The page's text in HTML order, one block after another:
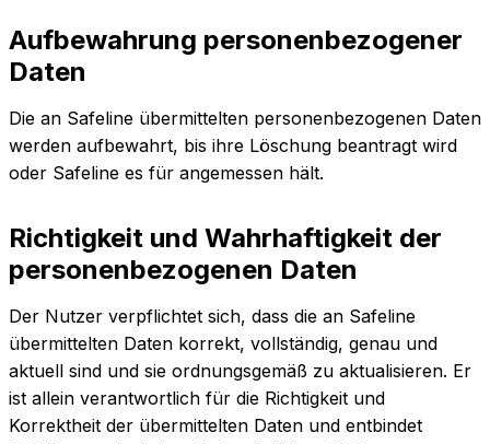
Aufbewahrung personenbezogener
Daten
Die an Safeline übermittelten personenbezogenen Daten
werden aufbewahrt, bis ihre Löschung beantragt wird
oder Safeline es für angemessen hält.
Richtigkeit und Wahrhaftigkeit der
personenbezogenen Daten
Der Nutzer verpflichtet sich, dass die an Safeline
übermittelten Daten korrekt, vollständig, genau und
aktuell sind und sie ordnungsgemäß zu aktualisieren. Er
ist allein verantwortlich für die Richtigkeit und
Korrektheit der übermittelten Daten und entbindet